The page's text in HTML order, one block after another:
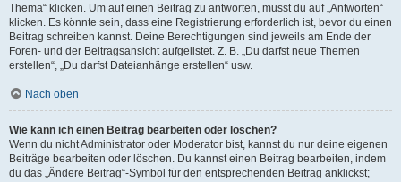
Thema“ klicken. Um auf einen Beitrag zu antworten, musst du auf „Antworten“
klicken. Es könnte sein, dass eine Registrierung erforderlich ist, bevor du einen
Beitrag schreiben kannst. Deine Berechtigungen sind jeweils am Ende der
Foren- und der Beitragsansicht aufgelistet. Z. B. „Du darfst neue Themen
erstellen“, „Du darfst Dateianhänge erstellen“ usw.
Nach oben
Wie kann ich einen Beitrag bearbeiten oder löschen?
Wenn du nicht Administrator oder Moderator bist, kannst du nur deine eigenen
Beiträge bearbeiten oder löschen. Du kannst einen Beitrag bearbeiten, indem
du das „Ändere Beitrag“-Symbol für den entsprechenden Beitrag anklickst;